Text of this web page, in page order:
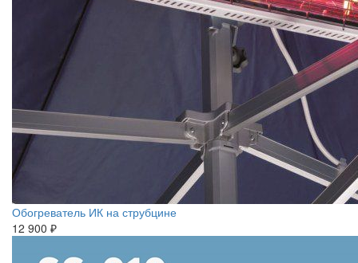
Обогреватель ИК на струбцине
12 900 ₽